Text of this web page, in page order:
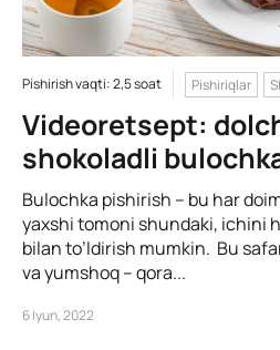
Pishirish vaqti: 2,5 soat Pishiriqlar
Videoretsept:
shokoladli
Bulochka pishirish – bu har
yaxshi tomoni shundaki, ichini
bilan to’ldirish mumkin. Bu
va yumshoq – qora...
6 Iyun, 2022